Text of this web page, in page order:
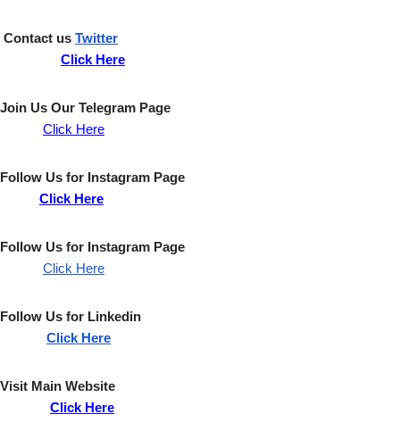
Contact us Twitter
Click Here
Join Us Our Telegram Page
Click Here
Follow Us for Instagram Page
Click Here
Follow Us for Instagram Page
Click Here
Follow Us for Linkedin
Click Here
Visit Main Website
Click Here